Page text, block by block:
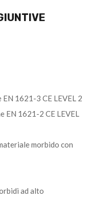
1621-3 CE LEVEL 2
EN 1621-2 CE LEVEL
morbido con
ad alto